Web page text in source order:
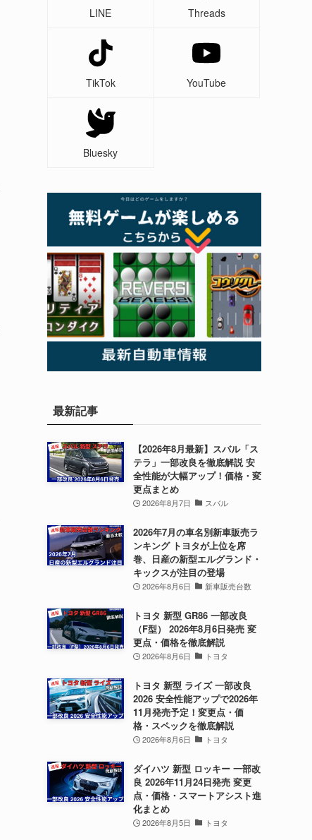
LINE Threads
TikTok YouTube
Bluesky
最新記事
【2026年8月最新】スバル「ス
テラ」一部改良を徹底解説 安
全性能が大幅アップ！価格・変
更点まとめ
2026年8月7日 スバル
2026年7月の車名別新車販売ラ
ンキング トヨタが上位を席
巻、日産の新型エルグランド・
キックスが注目の登場
2026年8月6日 新車販売台数
トヨタ 新型 GR86 一部改良
（F型） 2026年8月6日発売 変
更点・価格を徹底解説
2026年8月6日 トヨタ
トヨタ 新型 ライズ 一部改良
2026 安全性能アップで2026年
11月発売予定！変更点・価
格・スペックを徹底解説
2026年8月6日 トヨタ
ダイハツ 新型 ロッキー 一部改
良 2026年11月24日発売 変更
点・価格・スマートアシスト進
化まとめ
2026年8月5日 トヨタ